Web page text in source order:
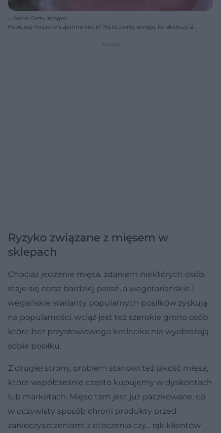
Autor: Getty Images
Kupujesz mięso w supermarkecie? Na to zwróć uwagę, bo skończy się
Ryzyko związane z mięsem w
sklepach
Chociaż jedzenie mięsa, zdaniem niektórych osób,
staje się coraz bardziej passé, a wegetariańskie i
wegańskie warianty popularnych posiłków zyskują
na popularności, wciąż jest też szerokie grono osób,
które bez przysłowiowego kotlecika nie wyobrażają
sobie posiłku.
Z drugiej strony, problem stanowi też jakość mięsa,
które współcześnie często kupujemy w dyskontach
lub marketach. Mięso tam jest już paczkowane, co
w oczywisty sposób chroni produkty przed
zanieczyszczeniami z otoczenia czy… rąk klientów